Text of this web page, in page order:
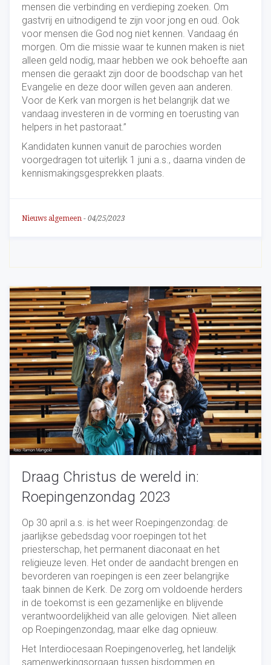
mensen die verbinding en verdieping zoeken. Om
gastvrij en uitnodigend te zijn voor jong en oud. Ook
voor mensen die God nog niet kennen. Vandaag én
morgen. Om die missie waar te kunnen maken is niet
alleen geld nodig, maar hebben we ook behoefte aan
mensen die geraakt zijn door de boodschap van het
Evangelie en deze door willen geven aan anderen.
Voor de Kerk van morgen is het belangrijk dat we
vandaag investeren in de vorming en toerusting van
helpers in het pastoraat.”
Kandidaten kunnen vanuit de parochies worden
voorgedragen tot uiterlijk 1 juni a.s., daarna vinden de
kennismakingsgesprekken plaats.
Nieuws algemeen - 04/25/2023
Draag Christus de wereld in:
Roepingenzondag 2023
Op 30 april a.s. is het weer Roepingenzondag: de
jaarlijkse gebedsdag voor roepingen tot het
priesterschap, het permanent diaconaat en het
religieuze leven. Het onder de aandacht brengen en
bevorderen van roepingen is een zeer belangrijke
taak binnen de Kerk. De zorg om voldoende herders
in de toekomst is een gezamenlijke en blijvende
verantwoordelijkheid van alle gelovigen. Niet alleen
op Roepingenzondag, maar elke dag opnieuw.
Het Interdiocesaan Roepingenoverleg, het landelijk
samenwerkingsorgaan tussen bisdommen en